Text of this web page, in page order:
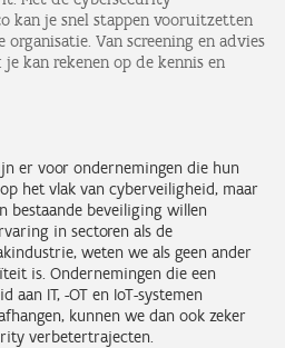
kan je snel stappen vooruitzetten
Van screening en advies
kan rekenen op de kennis en
er voor ondernemingen die hun
het vlak van cyberveiligheid, maar
bestaande beveiliging willen
in sectoren als de
weten we als geen ander
is. Ondernemingen die een
aan IT, -OT en IoT-systemen
kunnen we dan ook zeker
verbetertrajecten.